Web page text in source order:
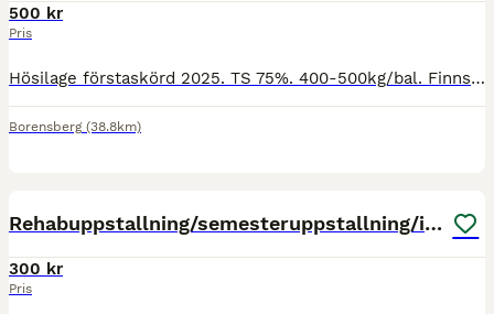
500 kr
Pris
Hösilage förstaskörd 2025. TS 75%. 400-500kg/bal. Finns i Borensberg. 500kr/bal. Snabb avhämtning prioriteras, kan vara behjälplig med lastning.
Borensberg (38.8km)
Rehabuppstallning/semesteruppstallning/inridning
300 kr
Pris